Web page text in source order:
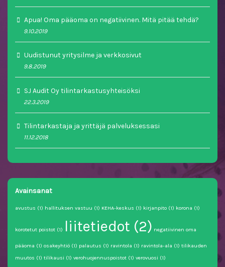
Apua! Oma pääoma on negatiivinen. Mitä pitää tehdä?
9.10.2019
Uudistunut yritysilme ja verkkosivut
9.8.2019
SJ Audit Oy tilintarkastusyhteisöksi
22.3.2019
Tilintarkastaja ja yrittäjä palveluksessasi
11.12.2018
Avainsanat
avustus (1) hallituksen vastuu (1) KEHA-keskus (1) kirjanpito (1) korona (1)
korotetut poistot (1) liitetiedot (2) negatiivinen oma
pääoma (1) osakeyhtiö (1) palautus (1) ravintola (1) ravintola-ala (1) tilikauden
muutos (1) tilikausi (1) verohuojennuspoistot (1) verovuosi (1)